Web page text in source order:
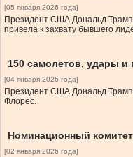
[05 января 2026 года]
Президент США Дональд Трамп
привела к захвату бывшего
150 самолетов, удары и
[04 января 2026 года]
Президент США Дональд Трамп
Флорес.
Номинационный
[02 января 2026 года]